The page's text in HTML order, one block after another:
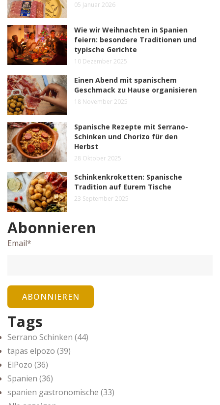
05 Januar 2026
Wie wir Weihnachten in Spanien
feiern: besondere Traditionen und
typische Gerichte
10 Dezember 2025
Einen Abend mit spanischem
Geschmack zu Hause organisieren
18 November 2025
Spanische Rezepte mit Serrano-
Schinken und Chorizo für den
Herbst
28 Oktober 2025
Schinkenkroketten: Spanische
Tradition auf Eurem Tische
23 September 2025
Abonnieren
Email*
Tags
Serrano Schinken (44)
tapas elpozo (39)
ElPozo (36)
Spanien (36)
spanien gastronomische (33)